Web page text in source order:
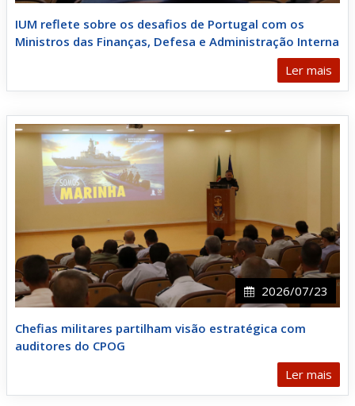
IUM reflete sobre os desafios de Portugal com os
Ministros das Finanças, Defesa e Administração Interna
Ler mais
2026/07/23
Chefias militares partilham visão estratégica com
auditores do CPOG
Ler mais